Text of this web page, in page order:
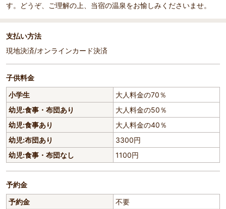
す。どうぞ、ご理解の上、当宿の温泉をお愉しみくださいませ。
支払い方法
現地決済/オンラインカード決済
子供料金
小学生
大人料金の70％
幼児:食事・布団あり
大人料金の50％
幼児:食事あり
大人料金の40％
幼児:布団あり
3300円
幼児:食事・布団なし
1100円
予約金
予約金
不要